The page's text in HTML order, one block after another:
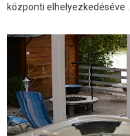
központi elhelyezkedéséve ...